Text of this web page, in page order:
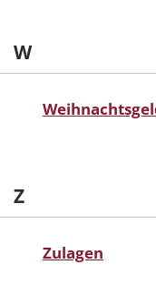
W
Z
Zulagen